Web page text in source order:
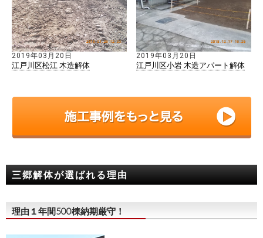
2019年03月20日
江戸川区松江 木造解体
2019年03月20日
江戸川区小岩 木造アパート解体
三郷解体が選ばれる理由
理由１年間500棟納期厳守！